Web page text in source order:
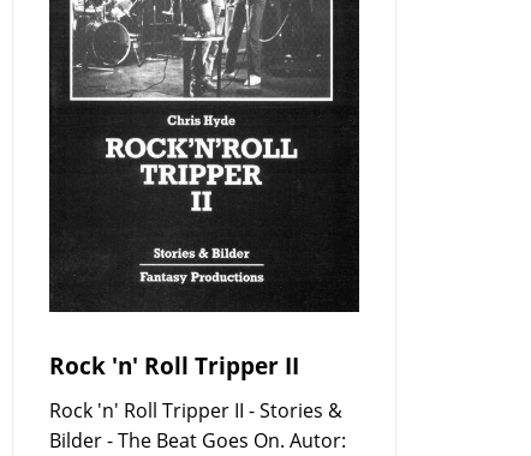
Rock 'n' Roll Tripper II
Rock 'n' Roll Tripper II - Stories &
Bilder - The Beat Goes On. Autor: